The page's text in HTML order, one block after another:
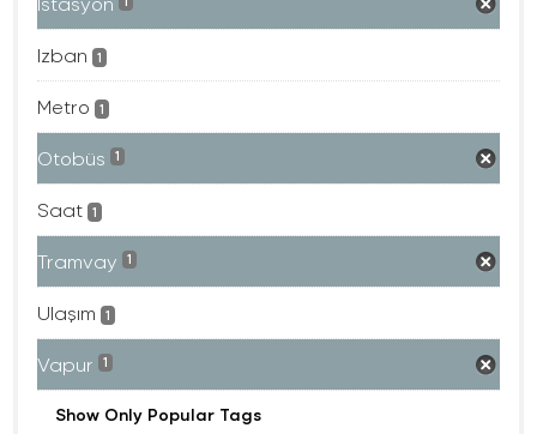
Izban 1
Metro 1
Otobüs 1
Saat 1
Tramvay 1
Ulaşım 1
Vapur 1
Show Only Popular Tags